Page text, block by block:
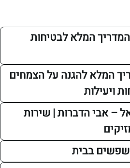
המלא לבטיחות
להגנה על הצמחים
הדברות | שירות